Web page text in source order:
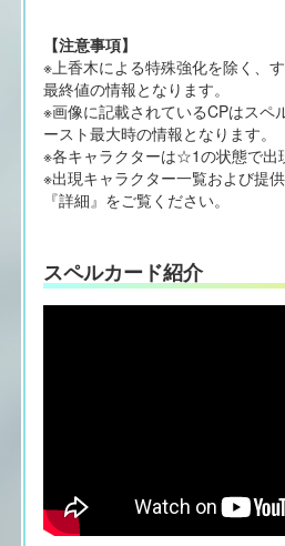
【注意事項】
※上香木による特殊強化を除く、
最終値の情報となります。
※画像に記載されているCPはスペ
ースト最大時の情報となります。
※各キャラクターは☆1の状態で出
※出現キャラクター一覧および提
『詳細』をご覧ください。
スペルカード紹介